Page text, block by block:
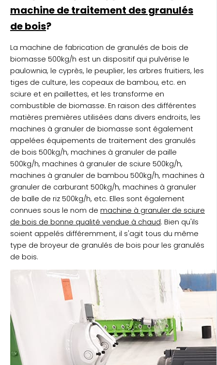
machine de traitement des granulés
de bois?
La machine de fabrication de granulés de bois de
biomasse 500kg/h est un dispositif qui pulvérise le
paulownia, le cyprès, le peuplier, les arbres fruitiers, les
tiges de culture, les copeaux de bambou, etc. en
sciure et en paillettes, et les transforme en
combustible de biomasse. En raison des différentes
matières premières utilisées dans divers endroits, les
machines à granuler de biomasse sont également
appelées équipements de traitement des granulés
de bois 500kg/h, machines à granuler de paille
500kg/h, machines à granuler de sciure 500kg/h,
machines à granuler de bambou 500kg/h, machines à
granuler de carburant 500kg/h, machines à granuler
de balle de riz 500kg/h, etc. Elles sont également
connues sous le nom de machine à granuler de sciure
de bois de bonne qualité vendue à chaud. Bien qu'ils
soient appelés différemment, il s'agit tous du même
type de broyeur de granulés de bois pour les granulés
de bois.